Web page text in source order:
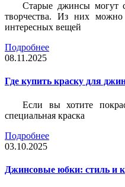
Старые джинсы могут
творчества. Из них
интересных вещей
Подробнее
08.11.2025
Где купить краску для
Если вы хотите
специальная краска
Подробнее
03.10.2025
Джинсовые юбки: стиль и